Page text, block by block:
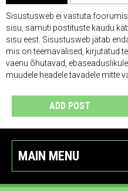
Sisustusweb ei vastuta
sisu, samuti postituste kaudu
sisu eest. Sisustusweb jätab
mis on teemavälised, kirjutatud
vaenu õhutavad,
muudele headele tavadele mitte
ADD POST
MAIN MENU